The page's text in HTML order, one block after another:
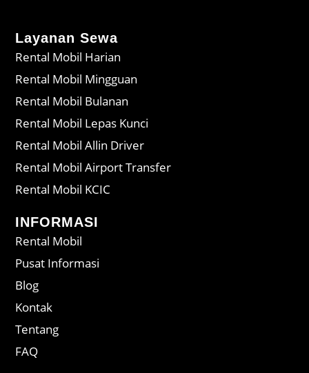
Layanan Sewa
Rental Mobil Harian
Rental Mobil Mingguan
Rental Mobil Bulanan
Rental Mobil Lepas Kunci
Rental Mobil Allin Driver
Rental Mobil Airport Transfer
Rental Mobil KCIC
INFORMASI
Rental Mobil
Pusat Informasi
Blog
Kontak
Tentang
FAQ